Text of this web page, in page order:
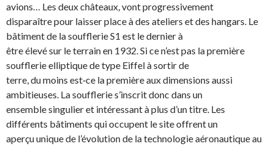
avions… Les deux châteaux, vont progressivement
disparaître pour laisser place à des ateliers et des hangars. Le
bâtiment de la soufflerie S1 est le dernier à
être élevé sur le terrain en 1932. Si ce n’est pas la première
soufflerie elliptique de type Eiffel à sortir de
terre, du moins est‐ce la première aux dimensions aussi
ambitieuses. La soufflerie s’inscrit donc dans un
ensemble singulier et intéressant à plus d’un titre. Les
différents bâtiments qui occupent le site offrent un
aperçu unique de l’évolution de la technologie aéronautique au